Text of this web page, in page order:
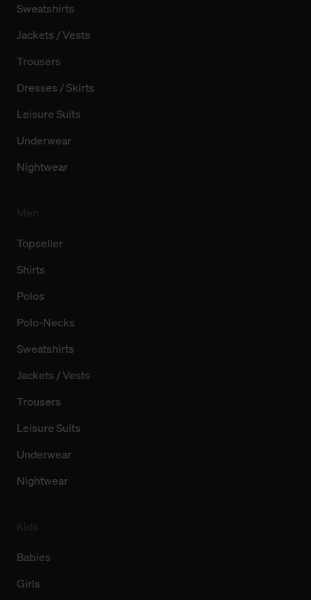
Sweatshirts
Jackets / Vests
Trousers
Dresses / Skirts
Leisure Suits
Underwear
Nightwear
Topseller
Shirts
Polos
Polo-Necks
Sweatshirts
Jackets / Vests
Trousers
Leisure Suits
Underwear
Nightwear
Babies
Girls